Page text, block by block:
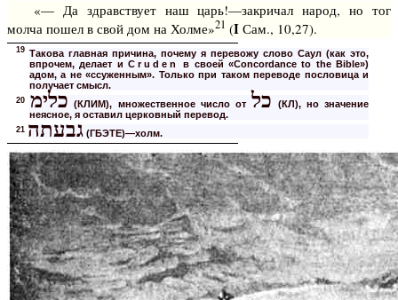
«— Да здравствует наш царь!—закричал народ, но тог
молча пошел в свой дом на Холме»21 (I Сам., 10,27).
19 Такова главная причина, почему я перевожу слово Саул (как это,
впрочем, делает и Cruden
в своей «Concordance to the Bible»)
адом, а не «ссуженным». Только при таком переводе пословица и
получает смысл.
20 כלימ (КЛИМ), множественное число от כל
(КЛ), но значение
неясное, я оставил церковный перевод.
21 גבעתה (ГБЭТЕ)—холм.